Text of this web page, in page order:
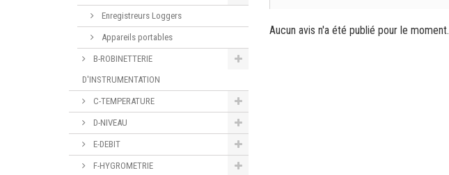
Enregistreurs Loggers
Appareils portables
B-ROBINETTERIE
D'INSTRUMENTATION
C-TEMPERATURE
D-NIVEAU
E-DEBIT
F-HYGROMETRIE
Aucun avis n'a été publié pour le moment.